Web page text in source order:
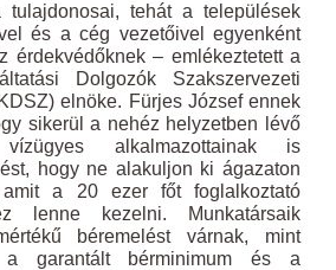
tulajdonosai, tehát a települések
és a cég vezetőivel egyenként
érdekvédőknek – emlékeztetett a
Dolgozók Szakszervezeti
elnöke. Fürjes József ennek
sikerül a nehéz helyzetben lévő
vízügyes alkalmazottainak is
hogy ne alakuljon ki ágazaton
amit a 20 ezer főt foglalkoztató
lenne kezelni. Munkatársaik
béremelést várnak, mint
a garantált bérminimum és a